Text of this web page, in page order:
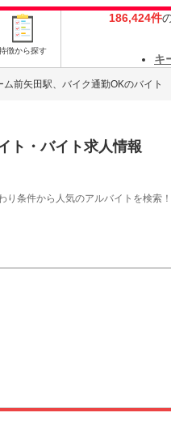
徴から探す
186,424件
キ
ム前矢田駅、バイク通勤OKのバイト
ト・バイト求人情報
条件から人気のアルバイトを検索！